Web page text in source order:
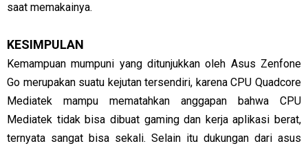
saat memakainya.
KESIMPULAN
Kemampuan mumpuni yang ditunjukkan oleh Asus Zenfone
Go merupakan suatu kejutan tersendiri, karena CPU Quadcore
Mediatek mampu mematahkan anggapan bahwa CPU
Mediatek tidak bisa dibuat gaming dan kerja aplikasi berat,
ternyata sangat bisa sekali. Selain itu dukungan dari asus